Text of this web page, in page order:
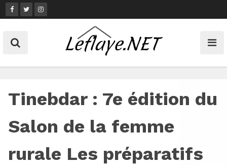
Skip
to
Tinebdar : 7e édition du
Salon de la femme
rurale Les préparatifs